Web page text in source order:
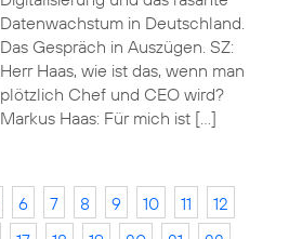
Datenwachstum in Deutschland.
Das Gespräch in Auszügen. SZ:
Herr Haas, wie ist das, wenn man
plötzlich Chef und CEO wird?
Markus Haas: Für mich ist […]
6 7 8 9 10 11
12